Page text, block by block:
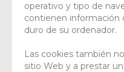
operativo y tipo de
contienen información
duro de su ordenador.
Las cookies también
sitio Web y a prestar